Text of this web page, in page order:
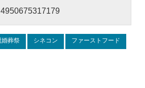
4950675317179
婚葬祭 シネコン ファーストフード